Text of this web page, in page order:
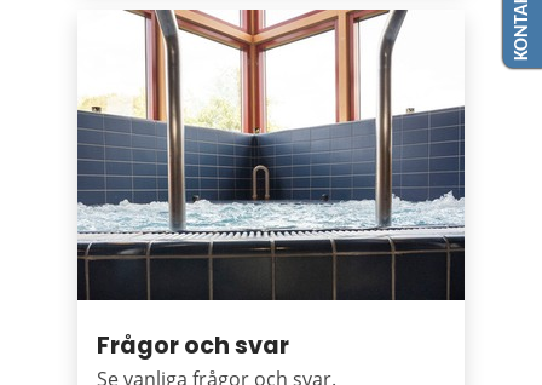
Frågor och svar
Se vanliga frågor och svar.